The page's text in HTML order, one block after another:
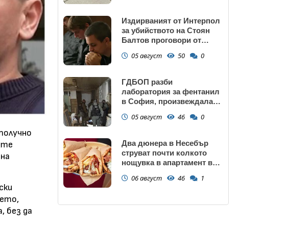
без да
Издирваният от Интерпол
за убийството на Стоян
Балтов проговори от
05 август 50 0
ГДБОП разби
лаборатория за фентанил
в София, произвеждала
(снимки)
05 август 46 0
Два дюнера в Несебър
струват почти колкото
нощувка в апартамент в
06 август 46 1